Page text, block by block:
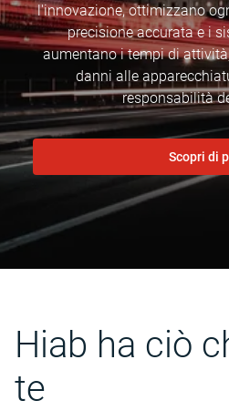
l'innovazione, ottimizzano
precisione accurata e i
aumentano i tempi di
danni alle
responsabilità
Scopri di
Hiab ha ciò
te